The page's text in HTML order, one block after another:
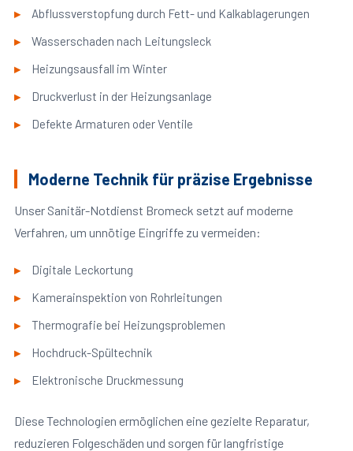
Abflussverstopfung durch Fett- und Kalkablagerungen
Wasserschaden nach Leitungsleck
Heizungsausfall im Winter
Druckverlust in der Heizungsanlage
Defekte Armaturen oder Ventile
Moderne Technik für präzise Ergebnisse
Unser Sanitär-Notdienst Bromeck setzt auf moderne
Verfahren, um unnötige Eingriffe zu vermeiden:
Digitale Leckortung
Kamerainspektion von Rohrleitungen
Thermografie bei Heizungsproblemen
Hochdruck-Spültechnik
Elektronische Druckmessung
Diese Technologien ermöglichen eine gezielte Reparatur,
reduzieren Folgeschäden und sorgen für langfristige